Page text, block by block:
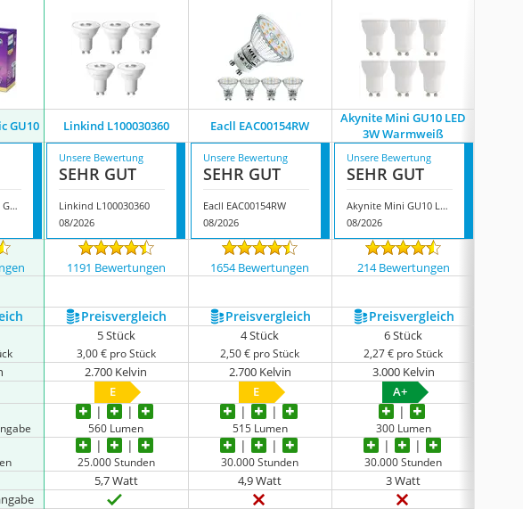
GU10 Linkind L100030360 Eacll EAC00154RW
Akynite Mini GU10 LED
3W Warmweiß
Philips LED Classic GU10
Unsere Bewertung
SEHR GUT
Linkind L100030360
08/2026
Unsere Bewertung
SEHR GUT
Eacll EAC00154RW
08/2026
Unsere Bewertung
SEHR GUT
Akynite Mini GU10 LED 3W Warmweiß
08/2026
1191 Bewertungen 1654 Bewertungen 214 Bewertungen
Preis­vergleich Preis­vergleich Preis­vergleich
5 Stück
3,00 € pro Stück
4 Stück
2,50 € pro Stück
6 Stück
2,27 € pro Stück
2.700 Kelvin 2.700 Kelvin 3.000 Kelvin
E E
A+
560 Lumen 515 Lumen 300 Lumen
25.000 Stunden 30.000 Stunden 30.000 Stunden
5,7 Watt 4,9 Watt
3 Watt